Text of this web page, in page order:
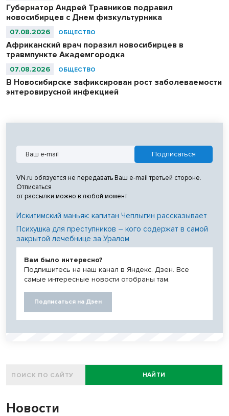
Губернатор Андрей Травников подравил
новосибирцев с Днем физкультурника
07.08.2026 ОБЩЕСТВО
Африканский врач поразил новосибирцев в
травмпункте Академгородка
07.08.2026 ОБЩЕСТВО
В Новосибирске зафиксирован рост заболеваемости
энтеровирусной инфекцией
VN.ru обязуется не передавать Ваш e-mail третьей стороне.
Отписаться
от рассылки можно в любой момент
Искитимский маньяк: капитан Чеплыгин рассказывает
Психушка для преступников – кого содержат в самой
закрытой лечебнице за Уралом
Вам было интересно?
Подпишитесь на наш канал в Яндекс. Дзен. Все
самые интересные новости отобраны там.
Подписаться на Дзен
НАЙТИ
Новости